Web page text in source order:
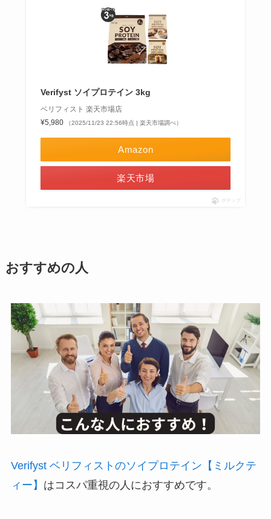
Verifyst ソイプロテイン 3kg
ベリフィスト 楽天市場店
¥5,980
（2025/11/23 22:56時点 | 楽天市場調べ）
Amazon
楽天市場
ポチップ
おすすめの人
Verifyst ベリフィストのソイプロテイン【ミルクテ
ィー】 はコスパ重視の人におすすめです。